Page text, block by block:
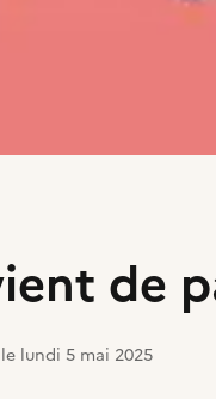
de
lundi 5 mai 2025